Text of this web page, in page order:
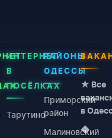
ИНТЕРНЕТ
В
ПОСЁЛКАХ
Тарутино
РАЙОНЫ
ОДЕССЫ
Приморский
район
Малиновский
★ Все
в
◆